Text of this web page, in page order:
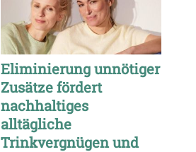
Eliminierung unnötiger
Zusätze fördert
nachhaltiges
alltägliche
Trinkvergnügen und